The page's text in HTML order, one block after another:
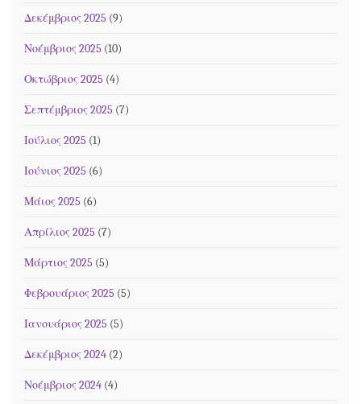
Δεκέμβριος 2025 (9)
Νοέμβριος 2025 (10)
Οκτώβριος 2025 (4)
Σεπτέμβριος 2025 (7)
Ιούλιος 2025 (1)
Ιούνιος 2025 (6)
Μάιος 2025 (6)
Απρίλιος 2025 (7)
Μάρτιος 2025 (5)
Φεβρουάριος 2025 (5)
Ιανουάριος 2025 (5)
Δεκέμβριος 2024 (2)
Νοέμβριος 2024 (4)